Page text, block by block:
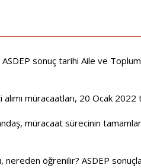
sonuç tarihi Aile ve
müracaatları, 20 Ocak
müracaat sürecinin
nereden öğrenilir? ASDEP